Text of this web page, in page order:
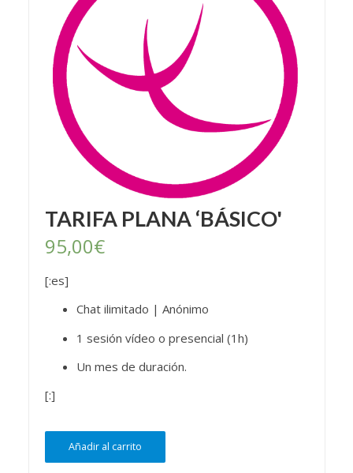
TARIFA PLANA ‘BÁSICO'
95,00€
[:es]
Chat ilimitado | Anónimo
1 sesión vídeo o presencial (1h)
Un mes de duración.
[:]
[:es]Tarifa
Añadir al carrito